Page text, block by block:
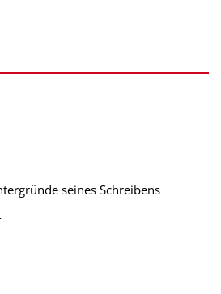
seines Schreibens